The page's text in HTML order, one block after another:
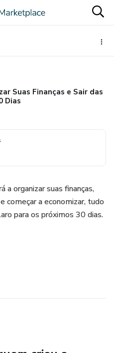
Suas Finanças e Sair das
Dias
a organizar suas finanças,
começar a economizar, tudo
para os próximos 30 dias.